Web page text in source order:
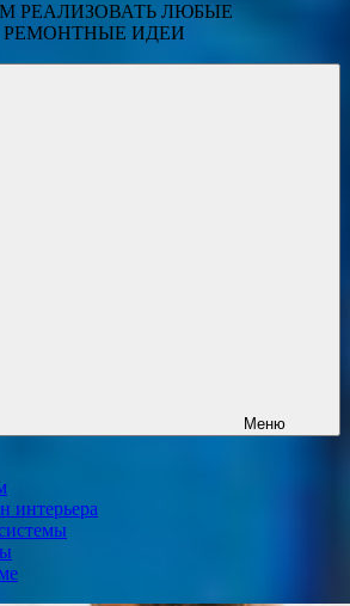
РЕАЛИЗОВАТЬ ЛЮБЫЕ
РЕМОНТНЫЕ ИДЕИ
Меню
интерьера